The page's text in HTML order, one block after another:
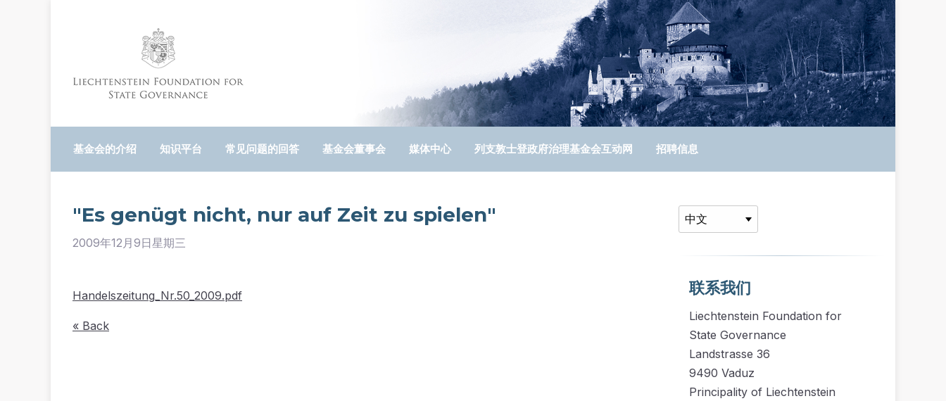
基金会的介绍 知识平台 常见问题的回答 基金会董事会 媒体中心 列支敦士登政府治理基金会互动网 招聘信息
"Es genügt nicht, nur auf Zeit zu spielen"
2009年12月9日星期三
Handelszeitung_Nr.50_2009.pdf
« Back
联系我们
Liechtenstein Foundation for
State Governance
Landstrasse 36
9490 Vaduz
Principality of Liechtenstein